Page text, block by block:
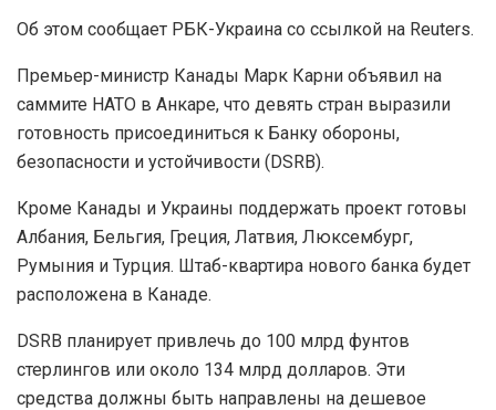
Об этом сообщает РБК-Украина со ссылкой на Reuters.
Премьер-министр Канады Марк Карни объявил на
саммите НАТО в Анкаре, что девять стран выразили
готовность присоединиться к Банку обороны,
безопасности и устойчивости (DSRB).
Кроме Канады и Украины поддержать проект готовы
Албания, Бельгия, Греция, Латвия, Люксембург,
Румыния и Турция. Штаб-квартира нового банка будет
расположена в Канаде.
DSRB планирует привлечь до 100 млрд фунтов
стерлингов или около 134 млрд долларов. Эти
средства должны быть направлены на дешевое